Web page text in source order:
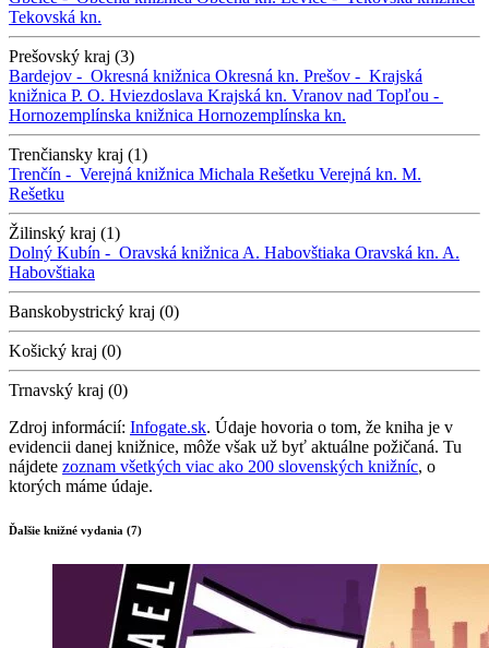
Tekovská kn.
Prešovský kraj (3)
Bardejov - Okresná knižnica Okresná kn. Prešov - Krajská
knižnica P. O. Hviezdoslava Krajská kn. Vranov nad Topľou -
Hornozemplínska knižnica Hornozemplínska kn.
Trenčiansky kraj (1)
Trenčín - Verejná knižnica Michala Rešetku Verejná kn. M.
Rešetku
Žilinský kraj (1)
Dolný Kubín - Oravská knižnica A. Habovštiaka Oravská kn. A.
Habovštiaka
Banskobystrický kraj (0)
Košický kraj (0)
Trnavský kraj (0)
Zdroj informácií: Infogate.sk. Údaje hovoria o tom, že kniha je v
evidencii danej knižnice, môže však už byť aktuálne požičaná. Tu
nájdete zoznam všetkých viac ako 200 slovenských knižníc, o
ktorých máme údaje.
Ďalšie knižné vydania (7)